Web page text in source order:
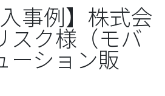
入事例】株式会
スク様（モバ
ーション販